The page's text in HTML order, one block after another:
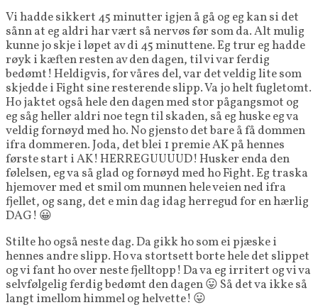
Vi hadde sikkert 45 minutter igjen å gå og eg kan si det
sånn at eg aldri har vært så nervøs før som da. Alt mulig
kunne jo skje i løpet av di 45 minuttene. Eg trur eg hadde
røyk i kæften resten av den dagen, til vi var ferdig
bedømt! Heldigvis, for våres del, var det veldig lite som
skjedde i Fight sine resterende slipp. Va jo helt fugletomt.
Ho jaktet også hele den dagen med stor pågangsmot og
eg såg heller aldri noe tegn til skaden, så eg huske eg va
veldig fornøyd med ho. No gjensto det bare å få dommen
ifra dommeren. Joda, det blei 1 premie AK på hennes
første start i AK! HERREGUUUUD! Husker enda den
følelsen, eg va så glad og fornøyd med ho Fight. Eg traska
hjemover med et smil om munnen hele veien ned ifra
fjellet, og sang, det e min dag idag herregud for en hærlig
DAG! 😀
Stilte ho også neste dag. Da gikk ho som ei pjæske i
hennes andre slipp. Ho va stortsett borte hele det slippet
og vi fant ho over neste fjelltopp! Da va eg irritert og vi va
selvfølgelig ferdig bedømt den dagen 😛 Så det va ikke så
langt imellom himmel og helvette! 😛